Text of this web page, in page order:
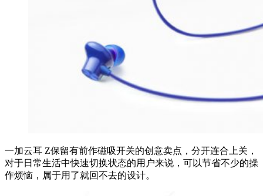
一加云耳 Z保留有前作磁吸开关的创意卖点，分开连合上关，
对于日常生活中快速切换状态的用户来说，可以节省不少的操
作烦恼，属于用了就回不去的设计。